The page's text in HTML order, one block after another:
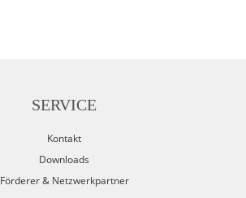
SERVICE
Kontakt
Downloads
Förderer & Netzwerkpartner